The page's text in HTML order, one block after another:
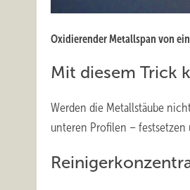
Oxidierender Metallspan von
Mit diesem Trick
Werden die Metallstäube
unteren Profilen –